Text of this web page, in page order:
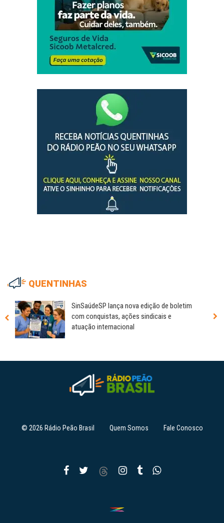
QUENTINHAS
SinSaúdeSP lança nova edição de boletim
com conquistas, ações sindicais e
atuação internacional
© 2026 Rádio Peão Brasil Quem Somos Fale Conosco